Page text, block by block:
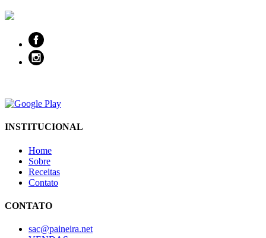
INSTITUCIONAL
Home
Sobre
Receitas
Contato
CONTATO
sac@paineira.net